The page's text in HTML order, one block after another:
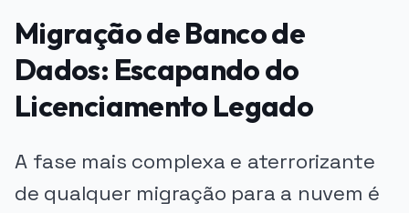
Migração de Banco de
Dados: Escapando do
Licenciamento Legado
A fase mais complexa e aterrorizante
de qualquer migração para a nuvem é